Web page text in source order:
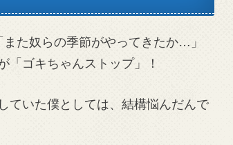
た奴らの季節がやってきたか…」
「ゴキちゃんストップ」！
ていた僕としては、結構悩んだんで